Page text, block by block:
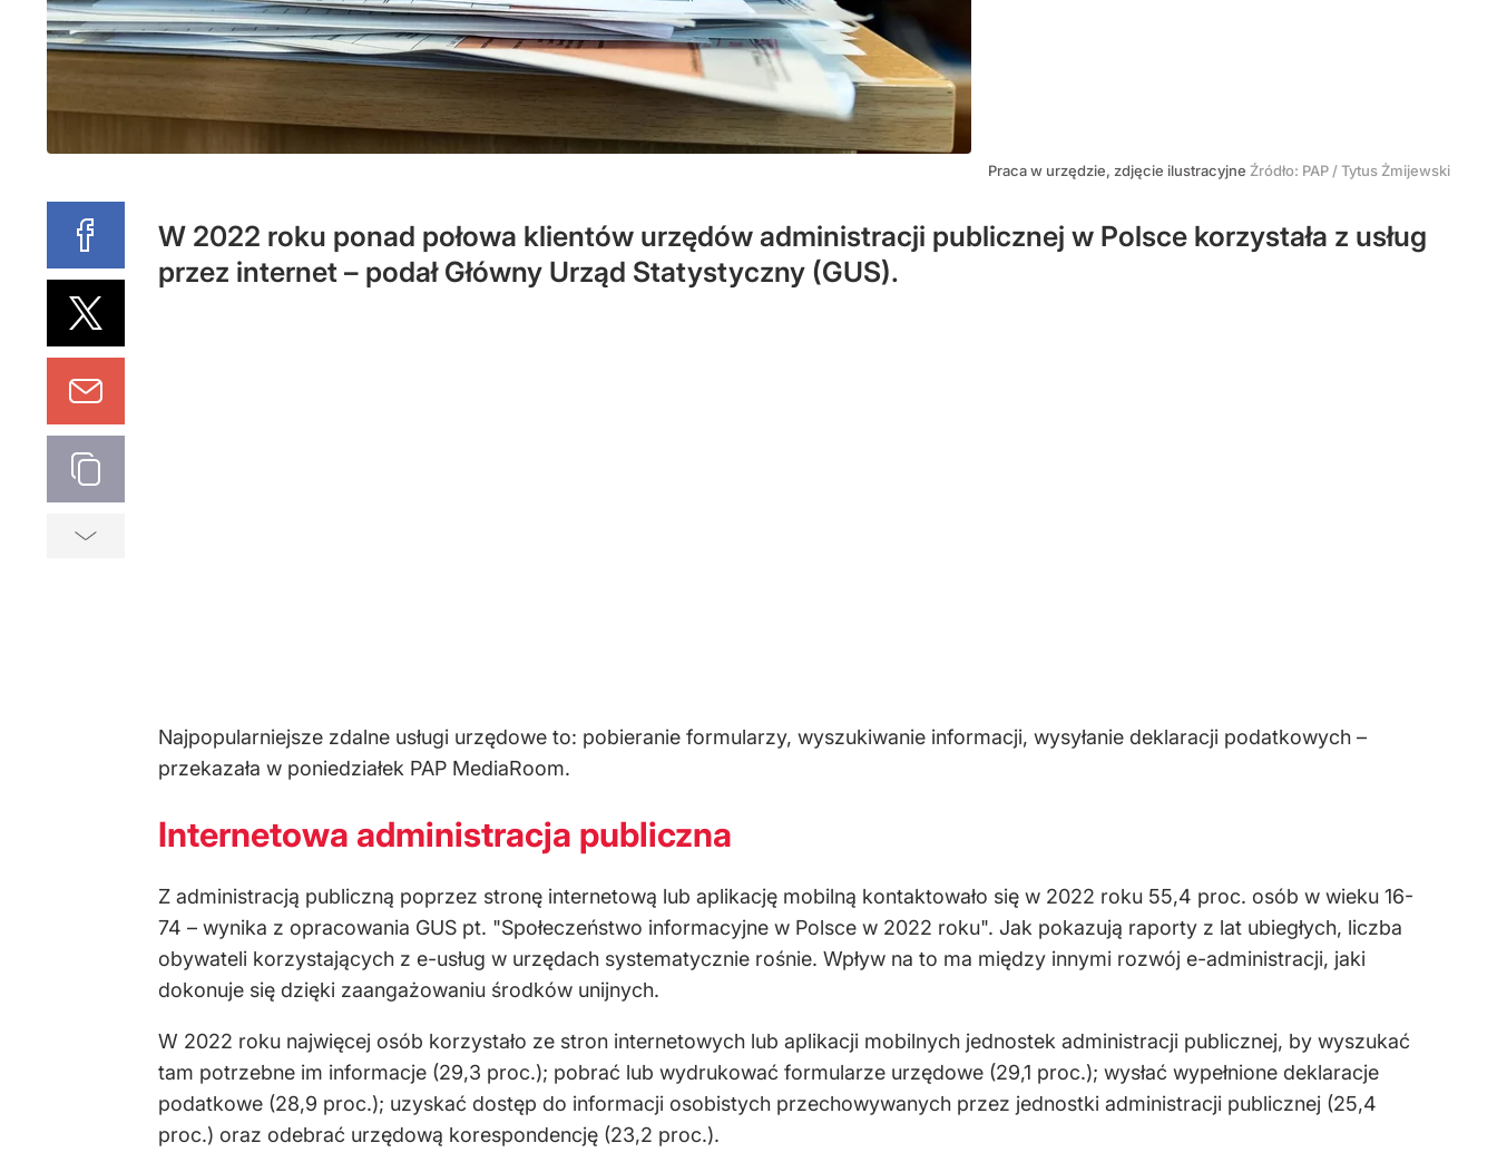
Praca w urzędzie, zdjęcie ilustracyjne Źródło: PAP /Tytus Żmijewski
W 2022 roku ponad połowa klientów urzędów administracji publicznej w Polsce korzystała z usług
przez internet – podał Główny Urząd Statystyczny (GUS).
Najpopularniejsze zdalne usługi urzędowe to: pobieranie formularzy, wyszukiwanie informacji, wysyłanie deklaracji podatkowych –
przekazała w poniedziałek PAP MediaRoom.
Internetowa administracja publiczna
Z administracją publiczną poprzez stronę internetową lub aplikację mobilną kontaktowało się w 2022 roku 55,4 proc. osób w wieku 16-
74 – wynika z opracowania GUS pt. "Społeczeństwo informacyjne w Polsce w 2022 roku". Jak pokazują raporty z lat ubiegłych, liczba
obywateli korzystających z e-usług w urzędach systematycznie rośnie. Wpływ na to ma między innymi rozwój e-administracji, jaki
dokonuje się dzięki zaangażowaniu środków unijnych.
W 2022 roku najwięcej osób korzystało ze stron internetowych lub aplikacji mobilnych jednostek administracji publicznej, by wyszukać
tam potrzebne im informacje (29,3 proc.); pobrać lub wydrukować formularze urzędowe (29,1 proc.); wysłać wypełnione deklaracje
podatkowe (28,9 proc.); uzyskać dostęp do informacji osobistych przechowywanych przez jednostki administracji publicznej (25,4
proc.) oraz odebrać urzędową korespondencję (23,2 proc.).